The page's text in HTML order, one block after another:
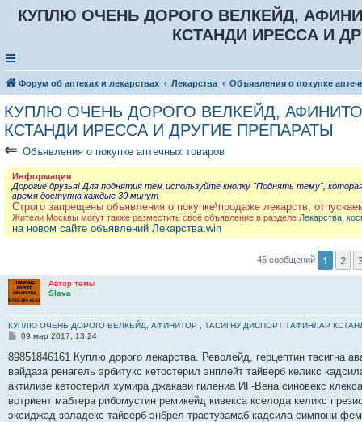
КУПЛЮ ОЧЕНЬ ДОРОГО ВЕЛКЕЙД,
КСТАНДИ ИРЕССА И
Форум об аптеках и лекарствах Лекарства Объявления о покупке
КУПЛЮ ОЧЕНЬ ДОРОГО ВЕЛКЕЙД,
КСТАНДИ ИРЕССА И ДРУГИЕ ПРЕПАРАТЫ
⇐ Объявления о покупке аптечных товаров
Информация
Дорогие друзья! Для поднятия тем используйте кнопку "Поднять тему",
время доступна каждые 30 минут
Строго запрещены объявления о покупке\продаже лекарств,
Жители Москвы могут также разместить своё объявление в разделе Лекарства,
на новом сайте объявлений Лекарства.win
45 сообщений 1 2
Автор темы
Slava
КУПЛЮ ОЧЕНЬ ДОРОГО ВЕЛКЕЙД, АФИНИТОР , ТАСИГНУ ДИСПОРТ ТАФИНЛАР
С
о
щ
е
и
е
09 мар 2017, 13:24
89851846161 Куплю дорого лекарства. Револейд, герцептин тасигна
вайдаза ренагель эрбитукс кетостерил энплейт тайверб келикс
актилизе кетостерил хумира джакави гилениа ИГ-Вена синовекс
вотриент мабтера рибомустин ремикейд кивекса кселода келикс
эксиджад золадекс тайверб энбрел трастузамаб кадсила симпони